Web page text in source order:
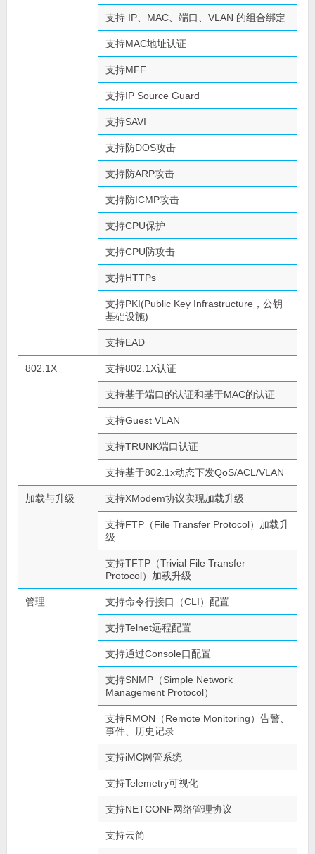
支持 IP、MAC、端口、VLAN 的组合绑定
支持MAC地址认证
支持MFF
支持IP Source Guard
支持SAVI
支持防DOS攻击
支持防ARP攻击
支持防ICMP攻击
支持CPU保护
支持CPU防攻击
支持HTTPs
支持PKI(Public Key Infrastructure，公钥
基础设施)
支持EAD
802.1X 支持802.1X认证
支持基于端口的认证和基于MAC的认证
支持Guest VLAN
支持TRUNK端口认证
支持基于802.1x动态下发QoS/ACL/VLAN
加载与升级 支持XModem协议实现加载升级
支持FTP（File Transfer Protocol）加载升
级
支持TFTP（Trivial File Transfer
Protocol）加载升级
管理 支持命令行接口（CLI）配置
支持Telnet远程配置
支持通过Console口配置
支持SNMP（Simple Network
Management Protocol）
支持RMON（Remote Monitoring）告警、
事件、历史记录
支持iMC网管系统
支持Telemetry可视化
支持NETCONF网络管理协议
支持云简